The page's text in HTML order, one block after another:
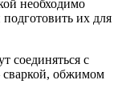
необходимо
их для
соединяться с
обжимом